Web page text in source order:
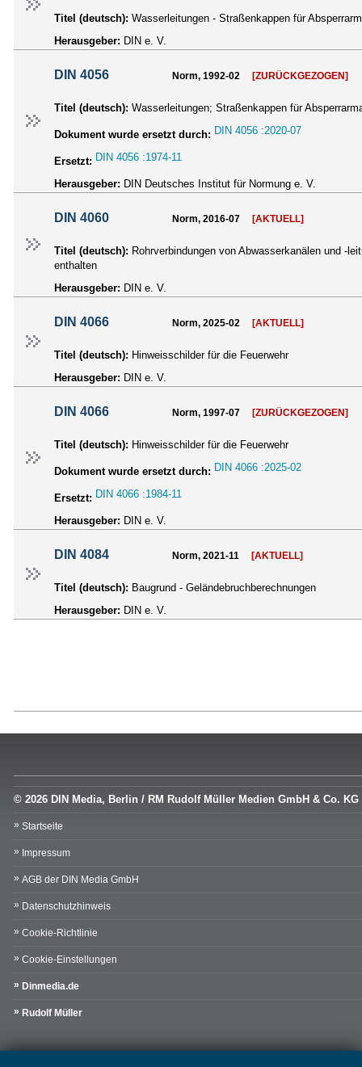
Titel (deutsch): Wasserleitungen - Straßenkappen für
Herausgeber: DIN e. V.
DIN 4056 Norm, 1992-02 [ZURÜCKGEZOGEN]
Titel (deutsch): Wasserleitungen; Straßenkappen für
Dokument wurde ersetzt durch: DIN 4056 :2020-07
Ersetzt: DIN 4056 :1974-11
Herausgeber: DIN Deutsches Institut für Normung e. V.
DIN 4060 Norm, 2016-07 [AKTUELL]
Titel (deutsch): Rohrverbindungen von Abwasserkanälen und -
enthalten
Herausgeber: DIN e. V.
DIN 4066 Norm, 2025-02 [AKTUELL]
Titel (deutsch): Hinweisschilder für die Feuerwehr
Herausgeber: DIN e. V.
DIN 4066 Norm, 1997-07 [ZURÜCKGEZOGEN]
Titel (deutsch): Hinweisschilder für die Feuerwehr
Dokument wurde ersetzt durch: DIN 4066 :2025-02
Ersetzt: DIN 4066 :1984-11
Herausgeber: DIN e. V.
DIN 4084 Norm, 2021-11 [AKTUELL]
Titel (deutsch): Baugrund - Geländebruchberechnungen
Herausgeber: DIN e. V.
© 2026 DIN Media, Berlin / RM Rudolf Müller Medien GmbH & Co. KG
Startseite
Impressum
AGB der DIN Media GmbH
Datenschutzhinweis
Cookie-Richtlinie
Cookie-Einstellungen
Dinmedia.de
Rudolf Müller